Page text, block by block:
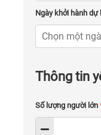
Ngày khởi hành dự
Thông tin
Số lượng người lớn